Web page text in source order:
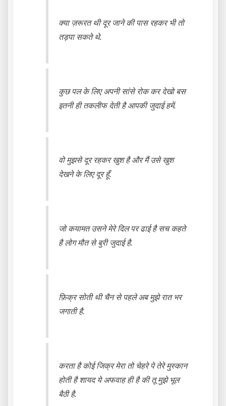
क्या ज़रूरत थी दूर जाने की पास रहकर भी तो
तड़पा सकते थे.
कुछ पल के लिए अपनी सांसे रोक कर देखो बस
इतनी ही तकलीफ देती है आपकी जुदाई हमें.
वो मुझसे दूर रहकर खुश है और मैं उसे खुश
देखने के लिए दूर हूँ.
जो कयामत उसने मेरे दिल पर ढाई है सच कहते
है लोग मौत से बुरी जुदाई है.
फ़िक्र सोती थी चैन से पहले अब मुझे रात भर
जगाती है.
करता है कोई जिक्र मेरा तो चेहरे पे तेरे मुस्कान
होती है शायद ये अफवाह ही है की तू मुझे भूल
बैठी है.